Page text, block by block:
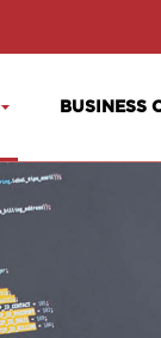
BUSINESS